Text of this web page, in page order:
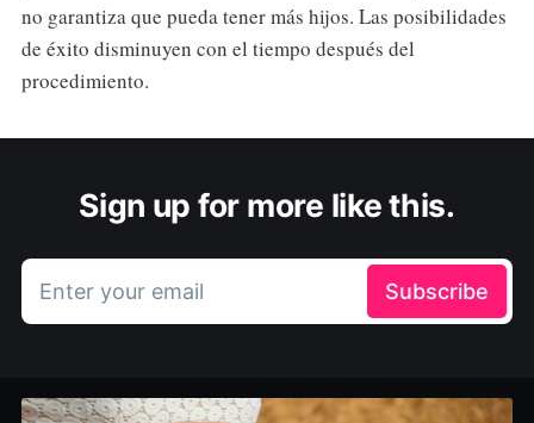
no garantiza que pueda tener más hijos. Las posibilidades
de éxito disminuyen con el tiempo después del
procedimiento.
Sign up for more like this.
Enter your email Subscribe